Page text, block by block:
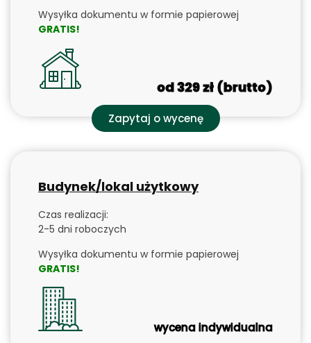
Wysyłka dokumentu w formie papierowej
GRATIS!
od 329 zł (brutto)
Zapytaj o wycenę
Budynek/lokal użytkowy
Czas realizacji:
2-5 dni roboczych
Wysyłka dokumentu w formie papierowej
GRATIS!
wycena indywidualna